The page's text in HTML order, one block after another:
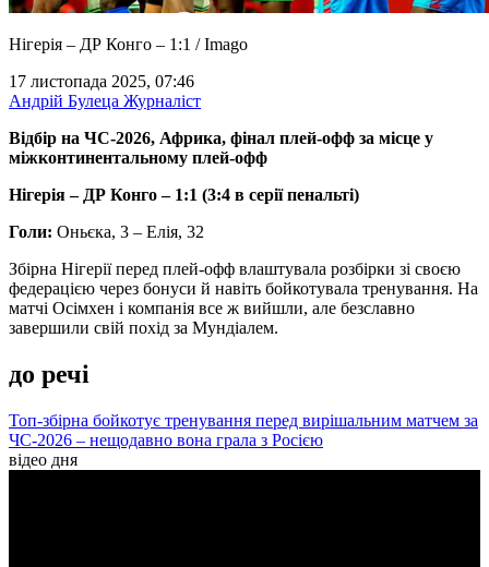
Нігерія – ДР Конго – 1:1 / Imago
17 листопада 2025, 07:46
Андрій Булеца Журналіст
Відбір на ЧС-2026, Африка, фінал плей-офф за місце у
міжконтинентальному плей-офф
Нігерія – ДР Конго – 1:1 (3:4 в серії пенальті)
Голи: Оньєка, 3 – Елія, 32
Збірна Нігерії перед плей-офф влаштувала розбірки зі своєю
федерацією через бонуси й навіть бойкотувала тренування. На
матчі Осімхен і компанія все ж вийшли, але безславно
завершили свій похід за Мундіалем.
до речі
Топ-збірна бойкотує тренування перед вирішальним матчем за
ЧС-2026 – нещодавно вона грала з Росією
відео дня